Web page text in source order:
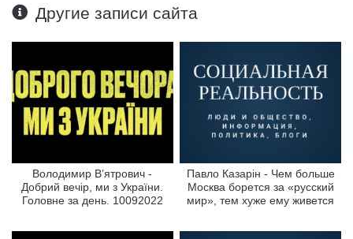
Другие записи сайта
Володимир В’ятрович -
Добрий вечір, ми з України.
Головне за день. 10092022
Павло Казарін - Чем больше
Москва борется за «русский
мир», тем хуже ему живется